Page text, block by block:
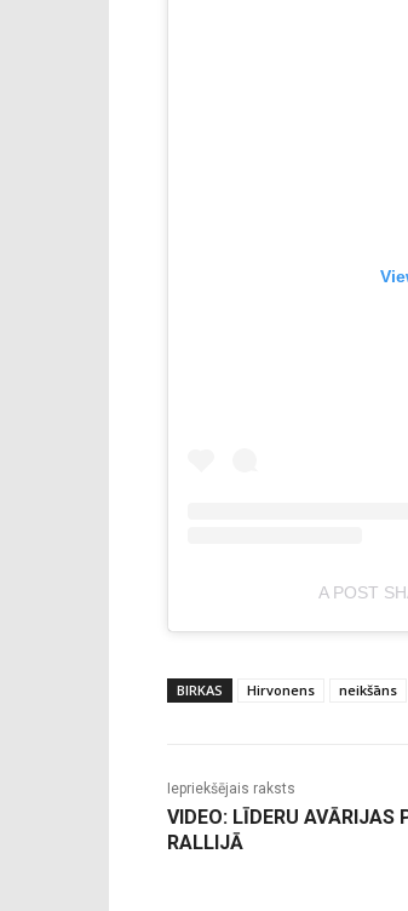
A POST
BIRKAS Hirvonens neikšāns
Iepriekšējais raksts
VIDEO: LĪDERU AVĀRIJAS
RALLIJĀ